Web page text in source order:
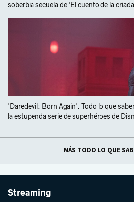
soberbia secuela de 'El cuento de la
'Daredevil: Born Again'. Todo lo que
la estupenda serie de superhéroes de
MÁS TODO LO QUE
Streaming